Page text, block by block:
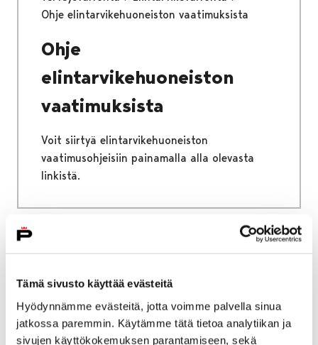
Tämä sivusto käyttää evästeitä
Hyödynnämme evästeitä, jotta voimme palvella sinua
jatkossa paremmin. Käytämme tätä tietoa analytiikan ja
sivujen käyttökokemuksen parantamiseen, sekä
Ohje elintarvikehuoneiston vaatimuksista
Ohje
elintarvikehuoneiston
vaatimuksista
Voit siirtyä elintarvikehuoneiston
vaatimusohjeisiin painamalla alla olevasta
linkistä.
Etusivu Kaupunki ja hallinto
Ota yhteyttä
Sähköinen asiointi ja lomakkeet
Sosiaali- ja terveyspalveluiden sähköiset
palvelut ja lomakkeet
Vammaispalvelut
Vammaispalveluhakemus